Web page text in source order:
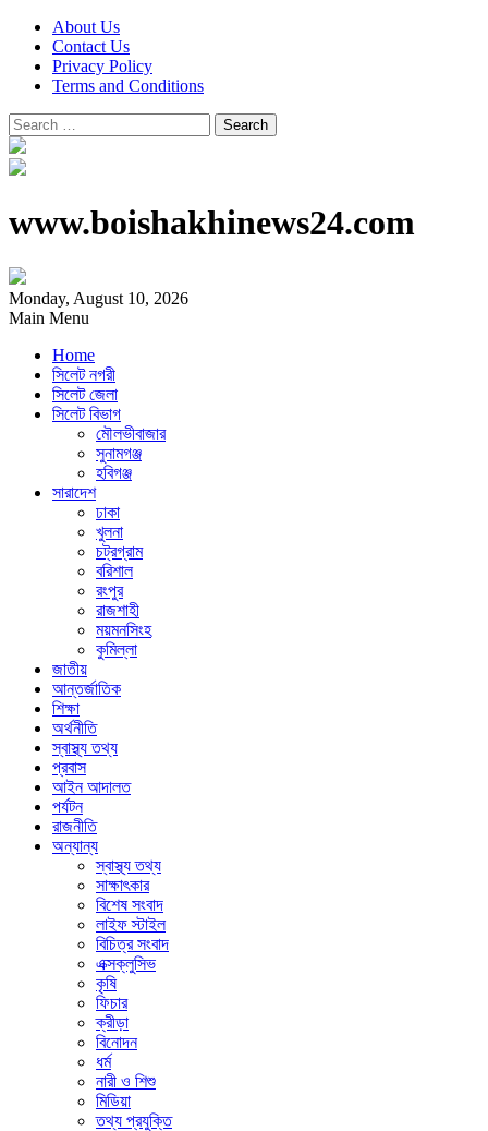
About Us
Contact Us
Privacy Policy
Terms and Conditions
Search
for:
www.boishakhinews24.com
Monday, August 10, 2026
Main Menu
Home
সিলেট নগরী
সিলেট জেলা
সিলেট বিভাগ
মৌলভীবাজার
সুনামগঞ্জ
হবিগঞ্জ
সারাদেশ
ঢাকা
খুলনা
চট্রগ্রাম
বরিশাল
রংপুর
রাজশাহী
ময়মনসিংহ
কুমিল্লা
জাতীয়
আন্তর্জাতিক
শিক্ষা
অর্থনীতি
স্বাস্থ্য তথ্য
প্রবাস
আইন আদালত
পর্যটন
রাজনীতি
অন্যান্য
স্বাস্থ্য তথ্য
সাক্ষাৎকার
বিশেষ সংবাদ
লাইফ স্টাইল
বিচিত্র সংবাদ
এক্সক্লুসিভ
কৃষি
ফিচার
ক্রীড়া
বিনোদন
ধর্ম
নারী ও শিশু
মিডিয়া
তথ্য প্রযুক্তি